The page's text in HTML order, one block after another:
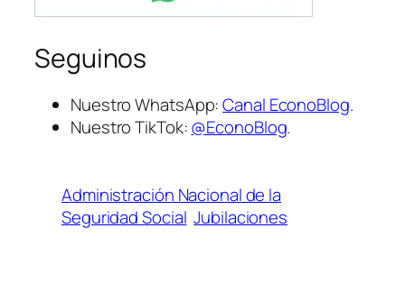
Seguinos
Nuestro WhatsApp:Canal EconoBlog.
Nuestro TikTok:@EconoBlog.
Administración Nacional de la
Seguridad Social Jubilaciones